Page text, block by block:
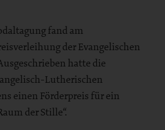
fand am
der Evangelischen
hatte die
Lutherischen
einen Förderpreis für ein
der Stille“.